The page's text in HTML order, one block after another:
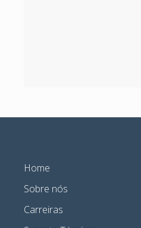
Home
Sobre nós
Carreiras